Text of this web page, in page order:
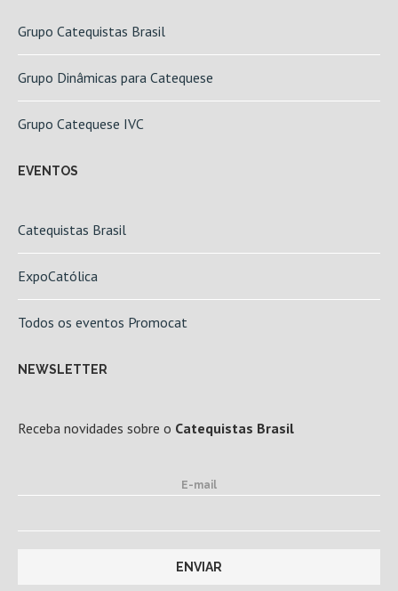
Grupo Catequistas Brasil
Grupo Dinâmicas para Catequese
Grupo Catequese IVC
EVENTOS
Catequistas Brasil
ExpoCatólica
Todos os eventos Promocat
NEWSLETTER
Receba novidades sobre o Catequistas Brasil
E-mail